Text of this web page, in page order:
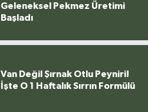
Geleneksel Pekmez Üretimi
Başladı
Van Değil Şırnak Otlu Peyniri!
İşte O 1 Haftalık Sırrın Formülü